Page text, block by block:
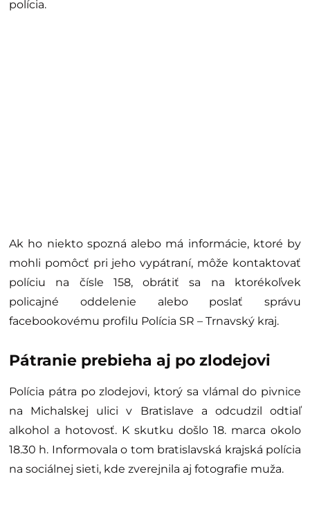
polícia.
Ak ho niekto spozná alebo má informácie, ktoré by
mohli pomôcť pri jeho vypátraní, môže kontaktovať
políciu na čísle 158, obrátiť sa na ktorékoľvek
policajné oddelenie alebo poslať správu
facebookovému profilu Polícia SR – Trnavský kraj.
Pátranie prebieha aj po zlodejovi
Polícia pátra po zlodejovi, ktorý sa vlámal do pivnice
na Michalskej ulici v Bratislave a odcudzil odtiaľ
alkohol a hotovosť. K skutku došlo 18. marca okolo
18.30 h. Informovala o tom bratislavská krajská polícia
na sociálnej sieti, kde zverejnila aj fotografie muža.